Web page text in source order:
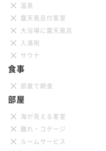
温泉
露天風呂付客室
大浴場に露天風呂
入湯税
サウナ
食事
部屋で朝食
部屋
海が見える客室
離れ・コテージ
ルームサービス